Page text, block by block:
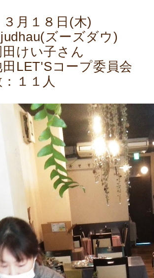
月１８日(木)
ズーズダウ)
けい子さん
LET'Sコープ委員会
１１人